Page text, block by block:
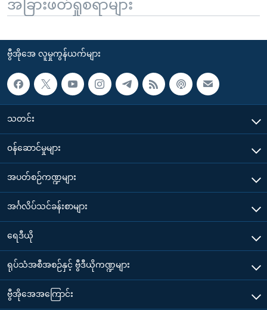
အခြားဖတ်ရှုစရာများ
ဗွီအိုအေ လူမှုကွန်ယက်များ
သတင်း
၀န်ဆောင်မှုများ
အပတ်စဉ်ကဏ္ဍများ
အင်္ဂလိပ်သင်ခန်းစာများ
ရေဒီယို
ရုပ်သံအစီအစဉ်နှင့် ဗွီဒီယိုကဏ္ဍများ
ဗွီအိုအေအကြောင်း